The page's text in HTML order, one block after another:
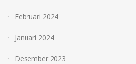
Februari 2024
Januari 2024
Desember 2023